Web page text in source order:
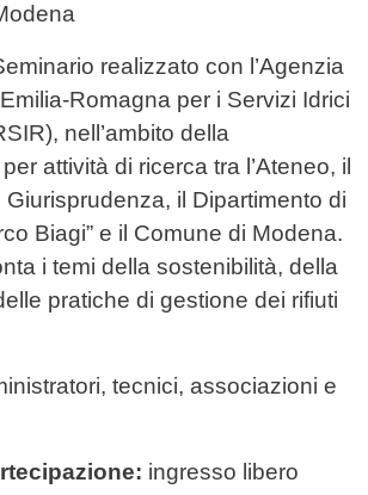
realizzato con l’Agenzia
Romagna per i Servizi Idrici
nell’ambito della
attività di ricerca tra l’Ateneo, il
Giurisprudenza, il Dipartimento di
Biagi” e il Comune di Modena.
i temi della sostenibilità, della
pratiche di gestione dei rifiuti
tecnici, associazioni e
ingresso libero